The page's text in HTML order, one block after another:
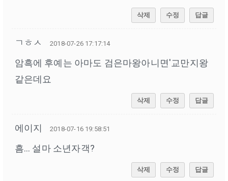
삭제 수정 답글
ㄱㅎㅅ 2018-07-26 17:17:14
암흑에 후예는 아마도 검은마왕아니면'교만지왕
같은데요
삭제 수정 답글
에이지 2018-07-16 19:58:51
흠... 설마 소년자객?
삭제 수정 답글